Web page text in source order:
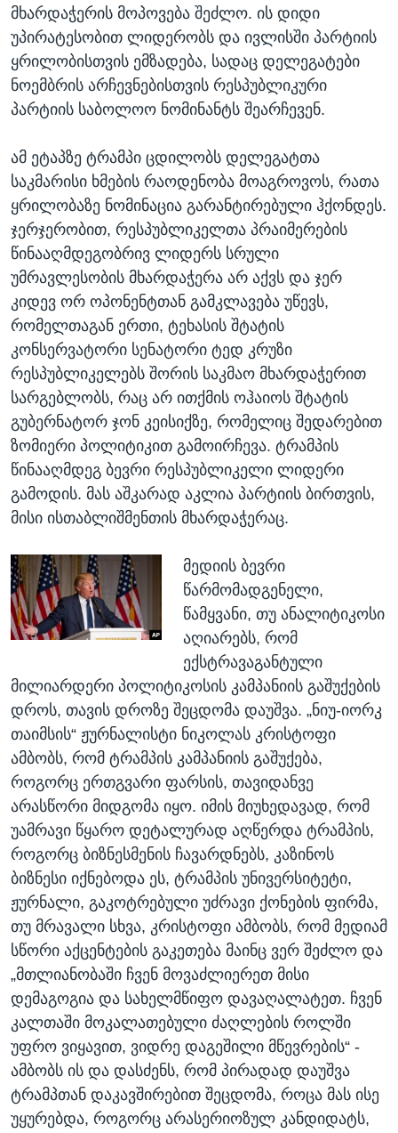
მხარდაჭერის მოპოვება შეძლო. ის დიდი
უპირატესობით ლიდერობს და ივლისში პარტიის
ყრილობისთვის ემზადება, სადაც დელეგატები
ნოემბრის არჩევნებისთვის რესპუბლიკური
პარტიის საბოლოო ნომინანტს შეარჩევენ.
ამ ეტაპზე ტრამპი ცდილობს დელეგატთა
საკმარისი ხმების რაოდენობა მოაგროვოს, რათა
ყრილობაზე ნომინაცია გარანტირებული ჰქონდეს.
ჯერჯერობით, რესპუბლიკელთა პრაიმერების
წინააღმდეგობრივ ლიდერს სრული
უმრავლესობის მხარდაჭერა არ აქვს და ჯერ
კიდევ ორ ოპონენტთან გამკლავება უწევს,
რომელთაგან ერთი, ტეხასის შტატის
კონსერვატორი სენატორი ტედ კრუზი
რესპუბლიკელებს შორის საკმაო მხარდაჭერით
სარგებლობს, რაც არ ითქმის ოჰაიოს შტატის
გუბერნატორ ჯონ კეისიქზე, რომელიც შედარებით
ზომიერი პოლიტიკით გამოირჩევა. ტრამპის
წინააღმდეგ ბევრი რესპუბლიკელი ლიდერი
გამოდის. მას აშკარად აკლია პარტიის ბირთვის,
მისი ისთაბლიშმენთის მხარდაჭერაც.
მედიის ბევრი
წარმომადგენელი,
წამყვანი, თუ ანალიტიკოსი
აღიარებს, რომ
ექსტრავაგანტული
მილიარდერი პოლიტიკოსის კამპანიის გაშუქების
დროს, თავის დროზე შეცდომა დაუშვა. „ნიუ-იორკ
თაიმსის“ ჟურნალისტი ნიკოლას კრისტოფი
ამბობს, რომ ტრამპის კამპანიის გაშუქება,
როგორც ერთგვარი ფარსის, თავიდანვე
არასწორი მიდგომა იყო. იმის მიუხედავად, რომ
უამრავი წყარო დეტალურად აღწერდა ტრამპის,
როგორც ბიზნესმენის ჩავარდნებს, კაზინოს
ბიზნესი იქნებოდა ეს, ტრამპის უნივერსიტეტი,
ჟურნალი, გაკოტრებული უძრავი ქონების ფირმა,
თუ მრავალი სხვა, კრისტოფი ამბობს, რომ მედიამ
სწორი აქცენტების გაკეთება მაინც ვერ შეძლო და
„მთლიანობაში ჩვენ მოვაძლიერეთ მისი
დემაგოგია და სახელმწიფო დავაღალატეთ. ჩვენ
კალთაში მოკალათებული ძაღლების როლში
უფრო ვიყავით, ვიდრე დაგეშილი მწევრების“ -
ამბობს ის და დასძენს, რომ პირადად დაუშვა
ტრამპთან დაკავშირებით შეცდომა, როცა მას ისე
უყურებდა, როგორც არასერიოზულ კანდიდატს,